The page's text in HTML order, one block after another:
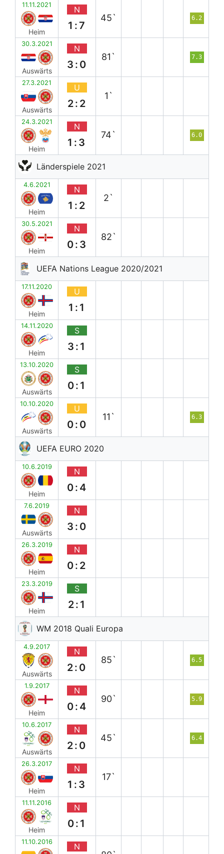
11.11.2021
Heim
N
1:7
45` 6.2
30.3.2021
Auswärts
N
3:0
81` 7.3
27.3.2021
Auswärts
U
2:2
1`
24.3.2021
Heim
N
1:3
74` 6.0
Länderspiele 2021
4.6.2021
Heim
N
1:2
2`
30.5.2021
Heim
N
0:3
82`
UEFA Nations League 2020/2021
17.11.2020
Heim
U
1:1
14.11.2020
Heim
S
3:1
13.10.2020
Auswärts
S
0:1
10.10.2020
Auswärts
U
0:0
11` 6.3
UEFA EURO 2020
10.6.2019
Heim
N
0:4
7.6.2019
Auswärts
N
3:0
26.3.2019
Heim
N
0:2
23.3.2019
Heim
S
2:1
WM 2018 Quali Europa
4.9.2017
Auswärts
N
2:0
85` 6.5
1.9.2017
Heim
N
0:4
90` 5.9
10.6.2017
Auswärts
N
2:0
45` 6.4
26.3.2017
Heim
N
1:3
17`
11.11.2016
Heim
N
0:1
11.10.2016 N